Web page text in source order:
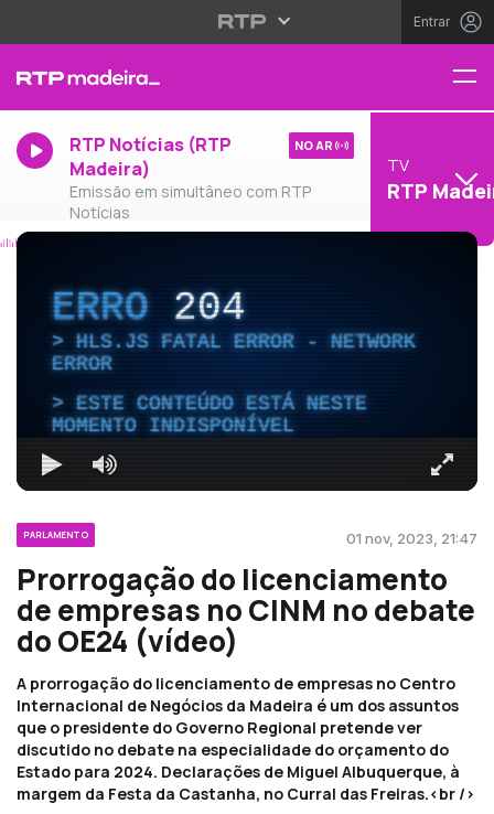
Entrar
RTP Notícias (RTP
Madeira)
Emissão em simultâneo com RTP
Notícias
NO AR
TV
RTP
ERRO204
HLS.JS FATAL ERROR - NETWORK
ERROR
ESTE CONTEÚDO ESTÁ NESTE
MOMENTO INDISPONÍVEL
PARLAMENTO 01 nov, 2023, 21:47
Prorrogação do licenciamento
de empresas no CINM no debate
do OE24 (vídeo)
A prorrogação do licenciamento de empresas no Centro
Internacional de Negócios da Madeira é um dos assuntos
que o presidente do Governo Regional pretende ver
discutido no debate na especialidade do orçamento do
Estado para 2024. Declarações de Miguel Albuquerque, à
margem da Festa da Castanha, no Curral das Freiras.<br />